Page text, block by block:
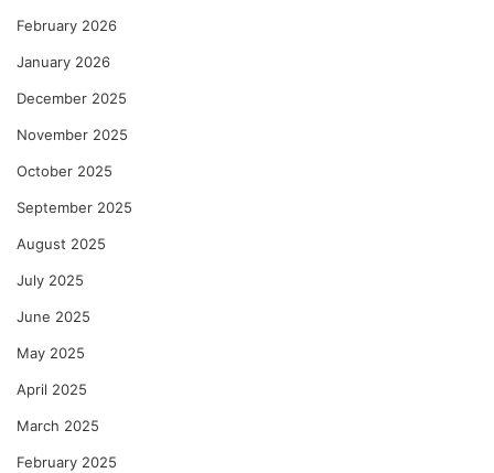
February 2026
January 2026
December 2025
November 2025
October 2025
September 2025
August 2025
July 2025
June 2025
May 2025
April 2025
March 2025
February 2025